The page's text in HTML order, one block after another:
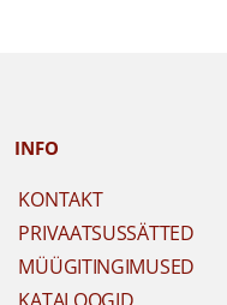
INFO
KONTAKT
PRIVAATSUSSÄTTED
MÜÜGITINGIMUSED